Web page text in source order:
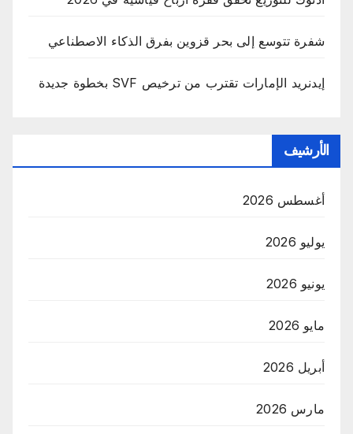
شفرة تتوسع إلى بحر قزوين بفرق الذكاء الاصطناعي
إيدنريد الإمارات تقترب من ترخيص SVF بخطوة جديدة
الأرشيف
أغسطس 2026
يوليو 2026
يونيو 2026
مايو 2026
أبريل 2026
مارس 2026